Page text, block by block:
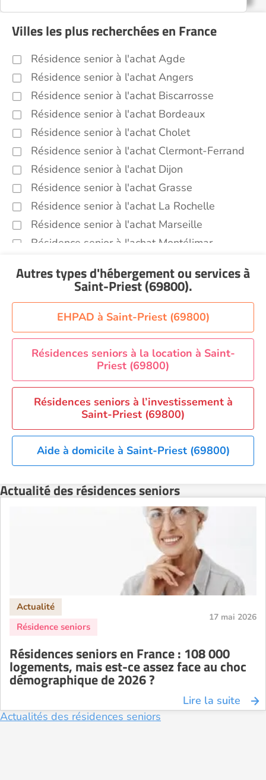
Villes les plus recherchées en France
Résidence senior à l'achat Agde
Résidence senior à l'achat Angers
Résidence senior à l'achat Biscarrosse
Résidence senior à l'achat Bordeaux
Résidence senior à l'achat Cholet
Résidence senior à l'achat Clermont-Ferrand
Résidence senior à l'achat Dijon
Résidence senior à l'achat Grasse
Résidence senior à l'achat La Rochelle
Résidence senior à l'achat Marseille
Résidence senior à l'achat Montélimar
Résidence senior à l'achat Saint-Etienne
Recherche par ville
Autres types d'hébergement ou servicesà
Saint-Priest (69800).
EHPAD à Saint-Priest (69800)
Résidences seniors à la location à Saint-
Priest (69800)
Résidences seniors à l’investissement à
Saint-Priest (69800)
Aide à domicile à Saint-Priest (69800)
Actualité des résidences seniors
17 mai 2026
Résidences seniors en France : 108 000
logements, mais est-ce assez face au choc
démographique de 2026 ?
Lire la suite
Actualités des résidences seniors